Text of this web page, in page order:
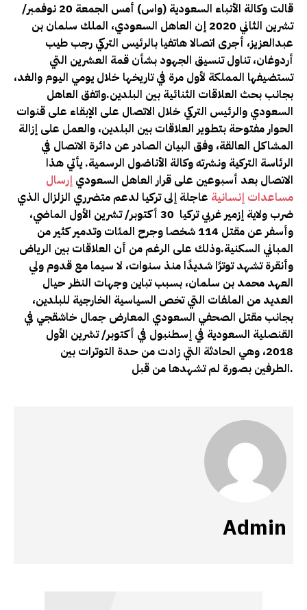
قالت وكالة الأنباء السعودية (واس) أمس الجمعة 20 نوفمبر/
تشرين الثاني 2020 إن العاهل السعودي، الملك سلمان بن
عبدالعزيز، أجرى اتصالا هاتفيا بالرئيس التركي رجب طيب
أردوغان، تناول تنسيق الجهود بشأن قمة العشرين التي
تستضيفها المملكة لأول مرة في تاريخها خلال يومي اليوم والغد،
بجانب بحث العلاقات الثنائية بين البلدين.واتفق العاهل
السعودي والرئيس التركي خلال الاتصال على الإبقاء على قنوات
الحوار مفتوحة بتطوير العلاقات بين البلدين، والعمل على إزالة
المشاكل العالقة، وفق البيان الصادر عن دائرة الاتصال في
الرئاسة التركية ونشرته وكالة الأناضول الرسمية. يأتي هذا
الاتصال بعد أسبوعين على قرار العاهل السعودي إرسال
مساعدات إنسانية عاجلة إلى تركيا لدعم متضرري الزلزال الذي
ضرب ولاية إزمير غربي تركيا 30 أكتوبر/ تشرين الأول الماضي،
وأسفر عن مقتل 114 شخصا وجرح المئات وتدمير كثير من
المباني السكنية.وذلك على الرغم من أن العلاقات بين الرياض
وأنقرة تشهد توترًا شديدًا منذ سنوات، لا سيما مع قدوم ولي
العهد محمد بن سلمان، بسبب تباين وجهات النظر حيال
العديد من الملفات التي تخص السياسية الخارجية للبلدين،
بجانب مقتل الصحفي السعودي المعارض جمال خاشقجي في
القنصلية السعودية في إسطنبول في أكتوبر/ تشرين الأول
2018، وهي الحادثة التي زادت من حدة التوترات بين
الطرفين بصورة لم تشهدها من قبل.
Admin